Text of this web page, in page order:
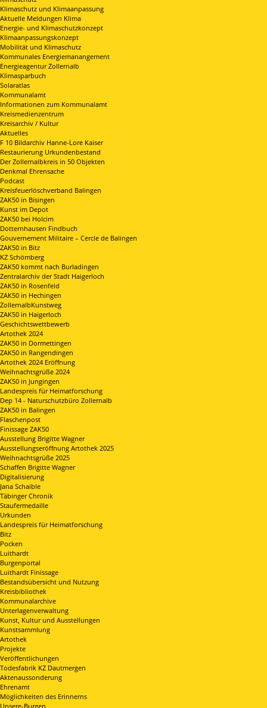
Klimaschutz und Klimaanpassung
Aktuelle Meldungen Klima
Energie- und Klimaschutzkonzept
Klimaanpassungskonzept
Mobilität und Klimaschutz
Kommunales Energiemanangement
Energieagentur Zollernalb
Klimasparbuch
Solaratlas
Kommunalamt
Informationen zum Kommunalamt
Kreismedienzentrum
Kreisarchiv / Kultur
Aktuelles
F 10 Bildarchiv Hanne-Lore Kaiser
Restaurierung Urkundenbestand
Der Zollernalbkreis in 50 Objekten
Denkmal Ehrensache
Podcast
Kreisfeuerlöschverband Balingen
ZAK50 in Bisingen
Kunst im Depot
ZAK50 bei Holcim
Dotternhausen Findbuch
Gouvernement Militaire – Cercle de Balingen
ZAK50 in Bitz
KZ Schömberg
ZAK50 kommt nach Burladingen
Zentralarchiv der Stadt Haigerloch
ZAK50 in Rosenfeld
ZAK50 in Hechingen
ZollernalbKunstweg
ZAK50 in Haigerloch
Geschichtswettbewerb
Artothek 2024
ZAK50 in Dormettingen
ZAK50 in Rangendingen
Artothek 2024 Eröffnung
Weihnachtsgrüße 2024
ZAK50 in Jungingen
Landespreis für Heimatforschung
Dep 14 - Naturschutzbüro Zollernalb
ZAK50 in Balingen
Flaschenpost
Finissage ZAK50
Ausstellung Brigitte Wagner
Ausstellungseröffnung Artothek 2025
Weihnachtsgrüße 2025
Schaffen Brigitte Wagner
Digitalisierung
Jana Schaible
Täbinger Chronik
Staufermedaille
Urkunden
Landespreis für Heimatforschung
Bitz
Pocken
Luithardt
Burgenportal
Luithardt Finissage
Bestandsübersicht und Nutzung
Kreisbibliothek
Kommunalarchive
Unterlagenverwaltung
Kunst, Kultur und Ausstellungen
Kunstsammlung
Artothek
Projekte
Veröffentlichungen
Todesfabrik KZ Dautmergen
Aktenaussonderung
Ehrenamt
Möglichkeiten des Erinnerns
Unsere-Burgen